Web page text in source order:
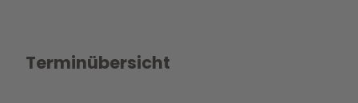
Terminübersicht